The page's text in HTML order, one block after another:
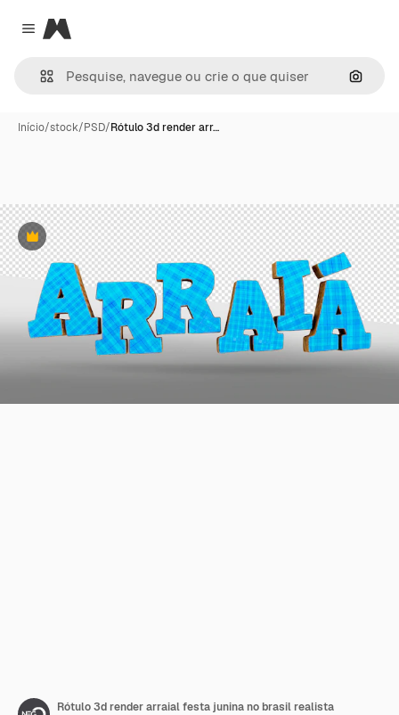
Close menu
Magnific
Início/stock/PSD/Rótulo 3d render arr…
Premium
Rótulo 3d render arraial festa junina no brasil realista